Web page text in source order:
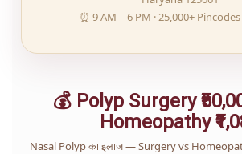
⏰ 9 AM – 6 PM · 25,000+
💰 Polyp Surgery
Homeopathy
Nasal Polyp का इलाज — Surgery vs